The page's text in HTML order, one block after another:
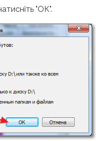
"ОК".